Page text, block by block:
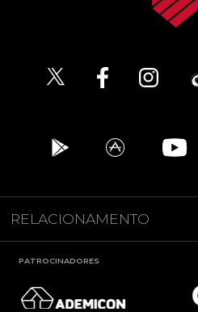
RELACIONAMENTO
PATROCINADORES